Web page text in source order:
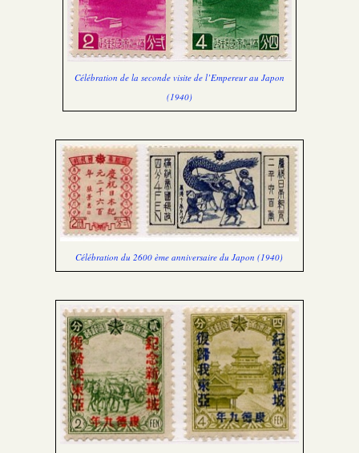
Célébration de la seconde visite de l’Empereur au Japon
(1940)
Célébration du 2600 ème anniversaire du Japon (1940)